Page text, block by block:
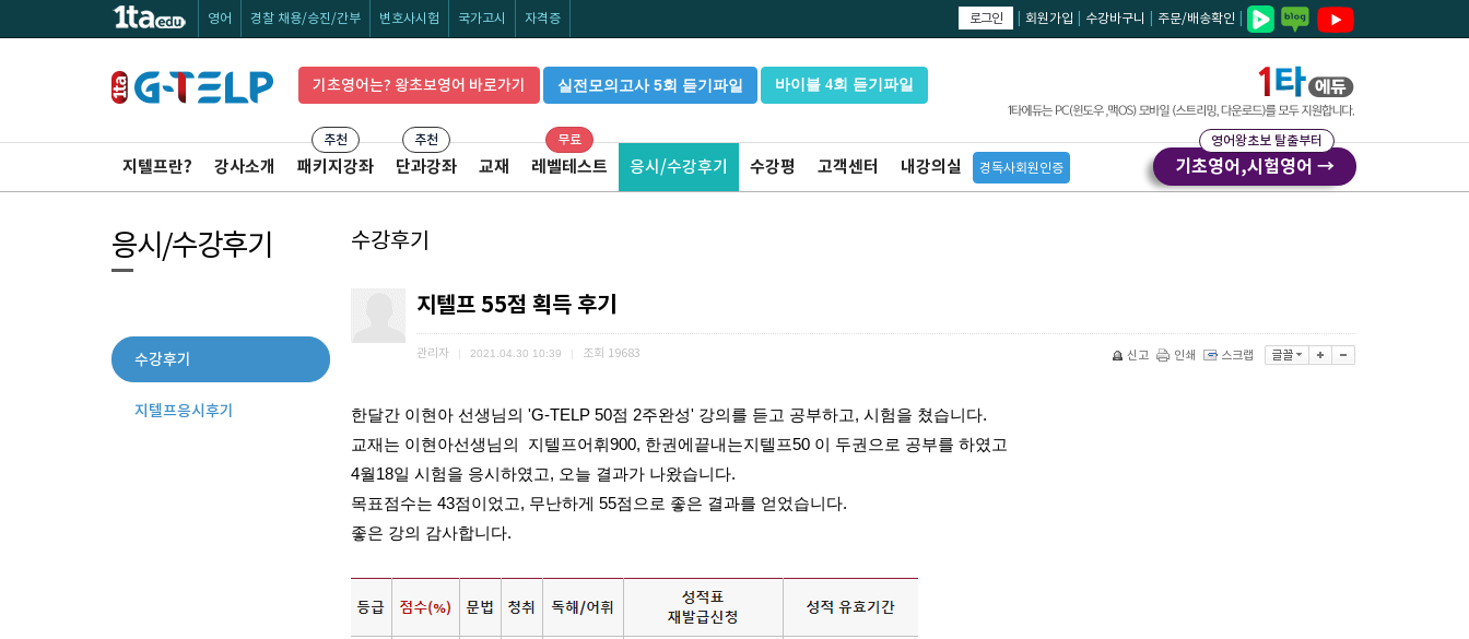
영어 경찰 채용/승진/간부 변호사시험 국가고시 자격증 로그인 회원가입 수강바구니 주문/배송확인
기초영어는? 왕초보영어 바로가기 실전모의고사 5회 듣기파일 바이블 4회 듣기파일
지텔프란? 강사소개 패키지강좌
추천
단과강좌
추천
교재 레벨테스트
무료
응시/수강후기 수강평 고객센터 내강의실 경독사회원인증 기초영어,시험영어 →
영어왕초보 탈출부터
응시/수강후기
수강후기
지텔프응시후기
수강후기
지텔프 55점 획득 후기
관리자 2021.04.30 10:39 조회 19683 신고 인쇄 스크랩
한달간 이현아 선생님의 'G-TELP 50점 2주완성' 강의를 듣고 공부하고, 시험을 쳤습니다.
교재는 이현아선생님의  지텔프어휘900, 한권에끝내는지텔프50 이 두권으로 공부를 하였고
4월18일 시험을 응시하였고, 오늘 결과가 나왔습니다.
목표점수는 43점이었고, 무난하게 55점으로 좋은 결과를 얻었습니다.
좋은 강의 감사합니다.